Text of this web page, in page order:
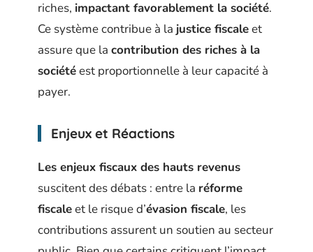
riches, impactant favorablement la société.
Ce système contribue à la justice fiscaleet
assure que la contribution des riches à la
sociétéest proportionnelle à leur capacité à
payer.
Enjeux et Réactions
Les enjeux fiscaux des hauts revenus
suscitent des débats : entre la réforme
fiscaleet le risque d’évasion fiscale, les
contributions assurent un soutien au secteur